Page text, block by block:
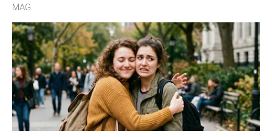
cognitiva, gratitud y no solo tienen autocontrol
MAG.